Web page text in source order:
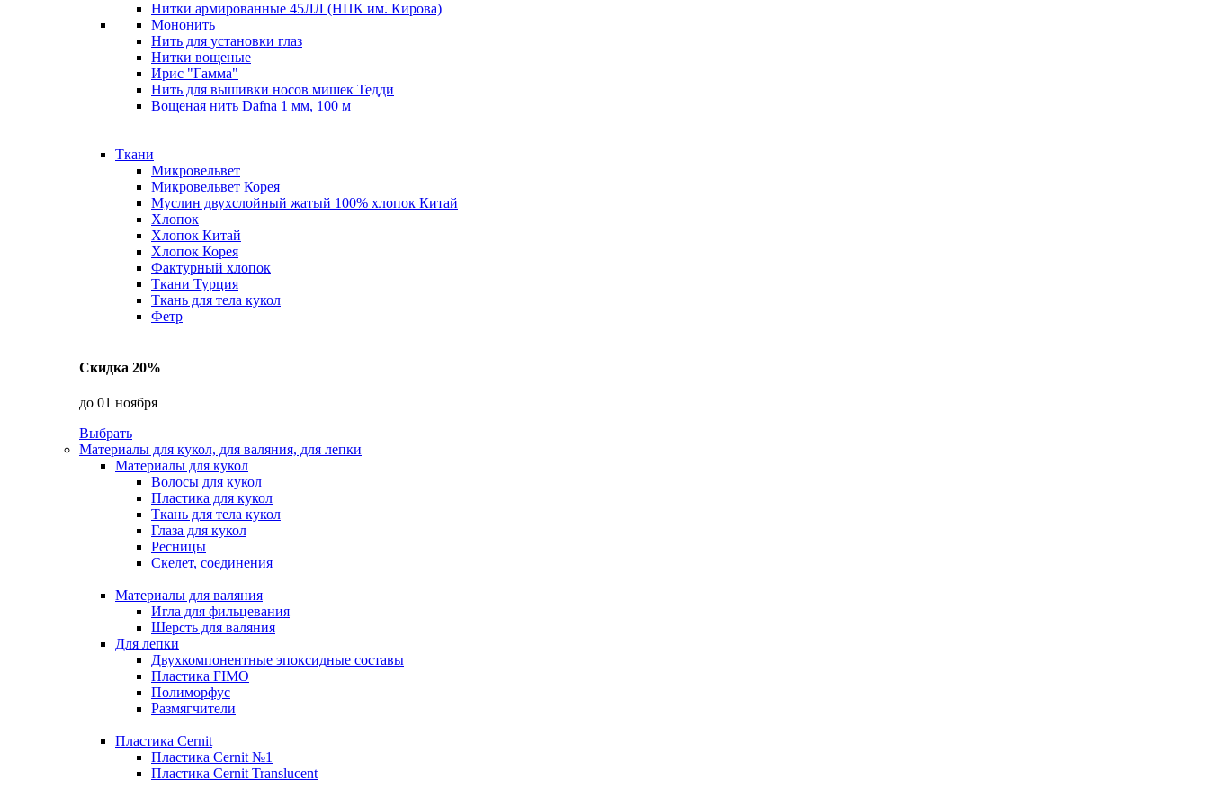
Нитки армированные 45ЛЛ (НПК им. Кирова)
Мононить
Нить для установки глаз
Нитки вощеные
Ирис "Гамма"
Нить для вышивки носов мишек Тедди
Вощеная нить Dafna 1 мм, 100 м
Ткани
Микровельвет
Микровельвет Корея
Муслин двухслойный жатый 100% хлопок Китай
Хлопок
Хлопок Китай
Хлопок Корея
Фактурный хлопок
Ткани Турция
Ткань для тела кукол
Фетр
Скидка 20%
до 01 ноября
Выбрать
Материалы для кукол, для валяния, для лепки
Материалы для кукол
Волосы для кукол
Пластика для кукол
Ткань для тела кукол
Глаза для кукол
Ресницы
Скелет, соединения
Материалы для валяния
Игла для фильцевания
Шерсть для валяния
Для лепки
Двухкомпонентные эпоксидные составы
Пластика FIMO
Полиморфус
Размягчители
Пластика Cernit
Пластика Cernit №1
Пластика Cernit Translucent